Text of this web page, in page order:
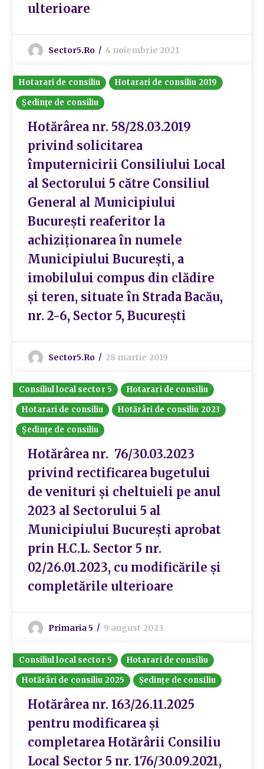
ulterioare
Sector5.ro 4 noiembrie 2021
Hotarari de consiliu
Hotarari de consiliu 2019
Ședințe de consiliu
Hotărârea nr. 58/28.03.2019
privind solicitarea
împuternicirii Consiliului Local
al Sectorului 5 către Consiliul
General al Municipiului
București reaferitor la
achiziționarea în numele
Municipiului București, a
imobilului compus din clădire
și teren, situate în Strada Bacău,
nr. 2-6, Sector 5, București
Sector5.ro 28 martie 2019
Consiliul local sector 5
Hotarari de consiliu
Hotarari de consiliu
Hotărâri de consiliu 2023
Ședințe de consiliu
Hotărârea nr. 76/30.03.2023
privind rectificarea bugetului
de venituri și cheltuieli pe anul
2023 al Sectorului 5 al
Municipiului București aprobat
prin H.C.L. Sector 5 nr.
02/26.01.2023, cu modificările și
completările ulterioare
Primaria 5 9 august 2023
Consiliul local sector 5
Hotarari de consiliu
Hotărâri de consiliu 2025
Ședințe de consiliu
Hotărârea nr. 163/26.11.2025
pentru modificarea și
completarea Hotărârii Consiliu
Local Sector 5 nr. 176/30.09.2021,